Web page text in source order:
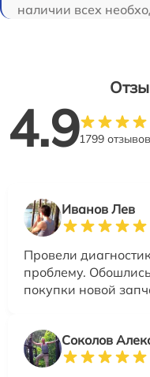
наличии всех
4.91799 отзывов
Иванов Лев
Провели
проблему.
покупки новой
Соколов